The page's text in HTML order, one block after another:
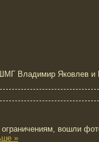
Владимир Яковлев
вошли
»